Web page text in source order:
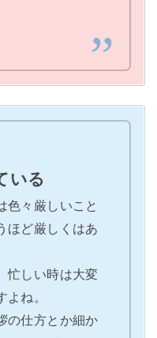
いる
色々厳しいこと
ほど厳しくはあ
忙しい時は大変
ね。
の仕方とか細か